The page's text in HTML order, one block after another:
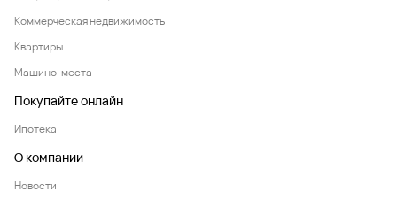
Коммерческая недвижимость
Квартиры
Машино-места
Покупайте онлайн
Ипотека
О компании
Новости